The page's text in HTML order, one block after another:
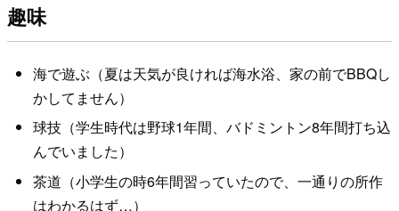
趣味
海で遊ぶ（夏は天気が良ければ海水浴、家の前でBBQし
かしてません）
球技（学生時代は野球1年間、バドミントン8年間打ち込
んでいました）
茶道（小学生の時6年間習っていたので、一通りの所作
はわかるはず…）